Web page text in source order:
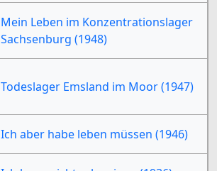
Mein Leben im Konzentrationslager
Sachsenburg (1948)
Todeslager Emsland im Moor (1947)
Ich aber habe leben müssen (1946)